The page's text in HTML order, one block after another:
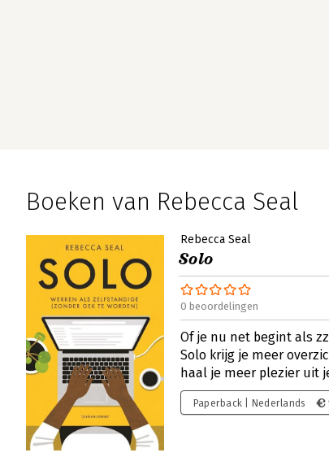
Boeken van Rebecca Seal
Rebecca Seal
Solo
0 beoordelingen
Of je nu net begint als
Solo krijg je meer
haal je meer plezier uit
Paperback | Nederlands €